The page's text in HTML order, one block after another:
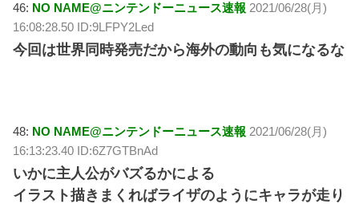
46: NO NAME@ニンテンドーニュース速報 2021/06/28(月)
16:08:28.50 ID:9LFPY2Led
今回は世界同時発売だから海外の動向も気になるな
48: NO NAME@ニンテンドーニュース速報 2021/06/28(月)
16:13:23.40 ID:6Z7GTBnAd
いかに主人公がバズるかによる
イラスト描きまくればライザのようにキャラが走り